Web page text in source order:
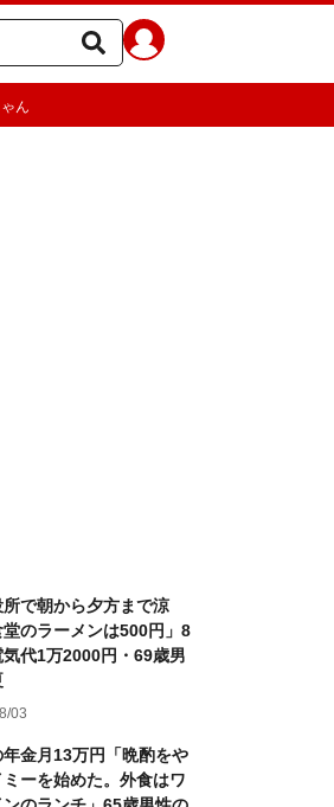
ん
所で朝から夕方まで涼
のラーメンは500円」8
気代1万2000円・69歳男
03
金月13万円「晩酌をや
ーを始めた。外食はワ